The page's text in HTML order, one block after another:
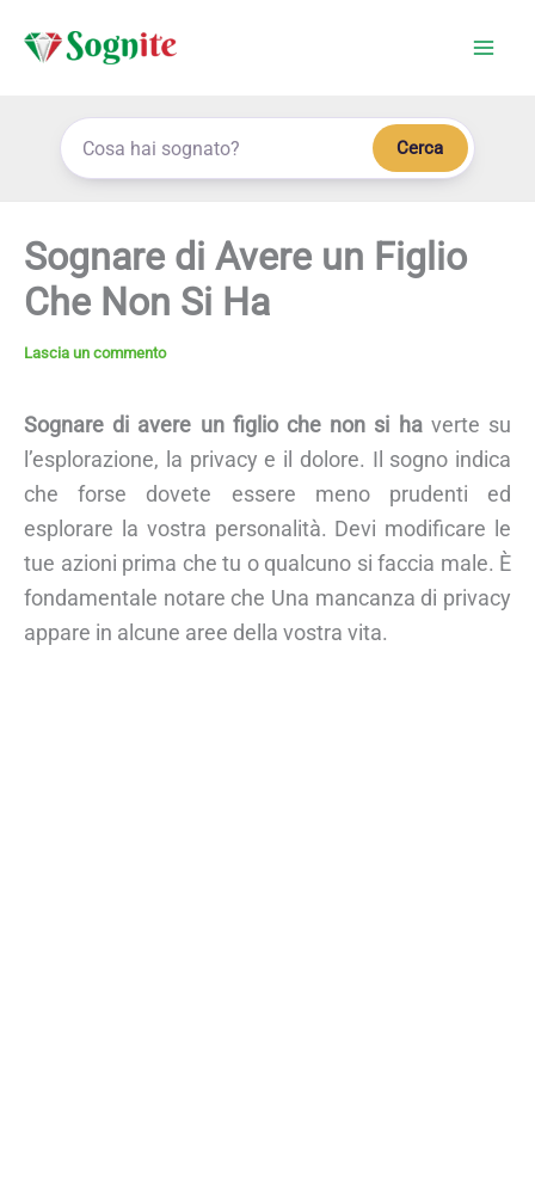
Cerca
Sognare di Avere un Figlio
Che Non Si Ha
Lascia un commento
Sognare di avere un figlio che non si haverte su
l’esplorazione, la privacy e il dolore. Il sogno indica
che forse dovete essere meno prudenti ed
esplorare la vostra personalità. Devi modificare le
tue azioni prima che tu o qualcuno si faccia male. È
fondamentale notare che Una mancanza di privacy
appare in alcune aree della vostra vita.